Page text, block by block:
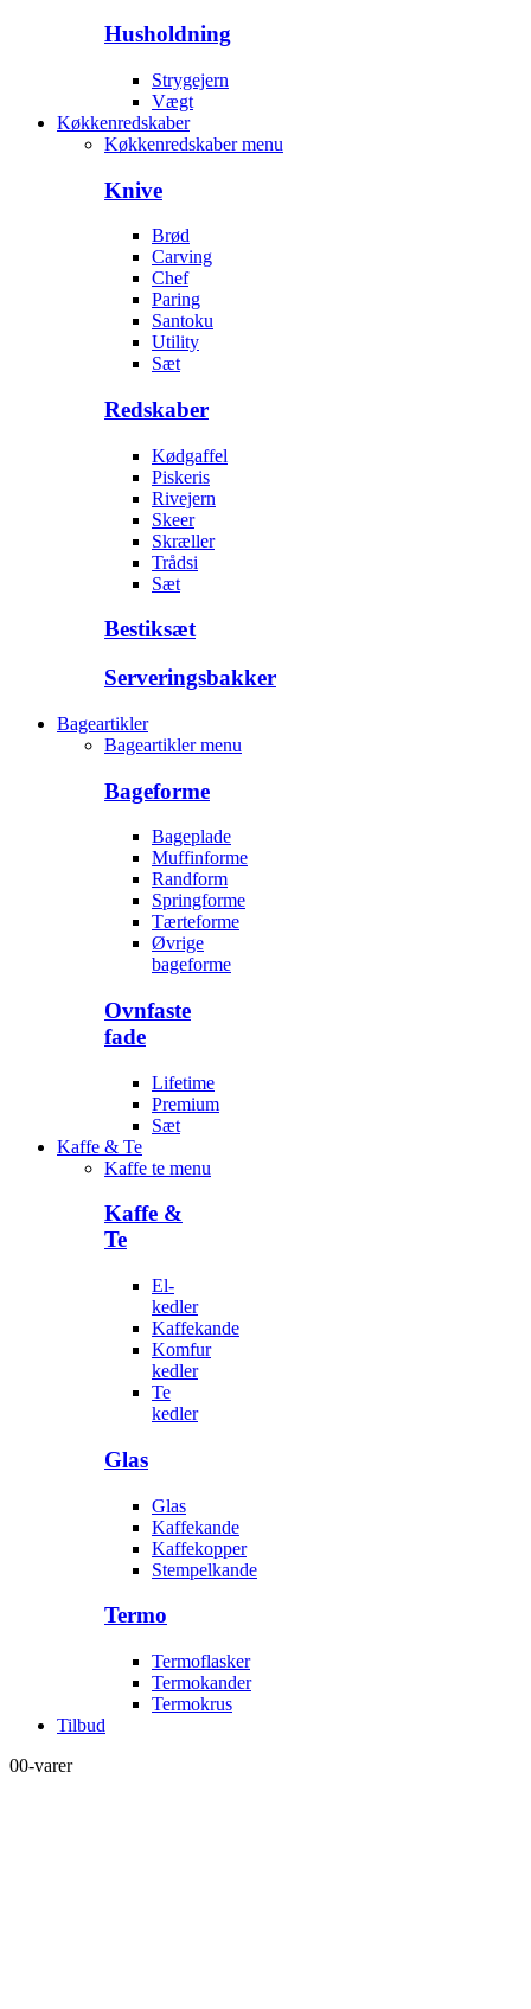
Husholdning
Strygejern
Vægt
Køkkenredskaber
Køkkenredskaber menu
Knive
Brød
Carving
Chef
Paring
Santoku
Utility
Sæt
Redskaber
Kødgaffel
Piskeris
Rivejern
Skeer
Skræller
Trådsi
Sæt
Bestiksæt
Serveringsbakker
Bageartikler
Bageartikler menu
Bageforme
Bageplade
Muffinforme
Randform
Springforme
Tærteforme
Øvrige
bageforme
Ovnfaste
fade
Lifetime
Premium
Sæt
Kaffe & Te
Kaffe te menu
Kaffe &
Te
El-
kedler
Kaffekande
Komfur
kedler
Te
kedler
Glas
Glas
Kaffekande
Kaffekopper
Stempelkande
Termo
Termoflasker
Termokander
Termokrus
Tilbud
00-varer